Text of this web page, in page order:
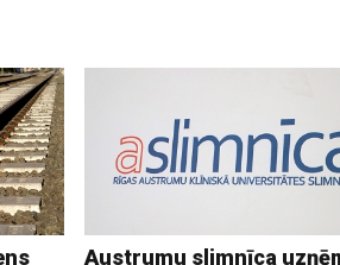
Austrumu slimnīca